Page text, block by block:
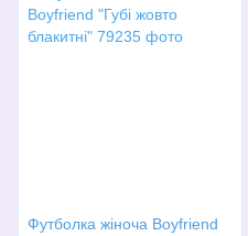
Футболка жіноча Boyfriend